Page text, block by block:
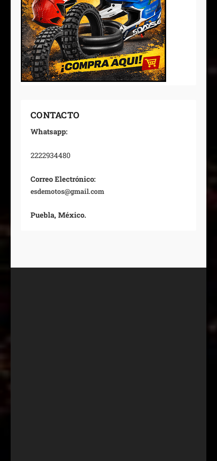
CONTACTO
Whatsapp:
2222934480
Correo Electrónico:
esdemotos@gmail.com
Puebla, México.